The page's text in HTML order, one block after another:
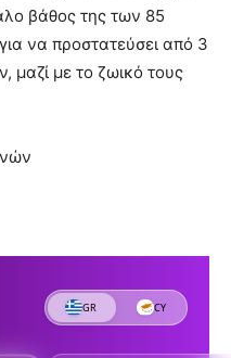
βάθος της των 85
να προστατεύσει από 3
μαζί με το ζωικό τους